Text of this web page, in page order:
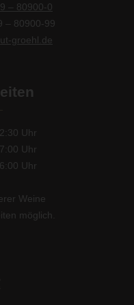
– 80900-0
– 80900-99
groehl.de
Uhr
Uhr
Uhr
Weine
möglich.